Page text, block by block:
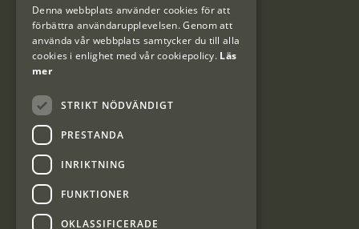
Kundklubb
Information om kundklubben.
Interjakt Sweden AB, Årjäng
Denna webbplats använder cookies för att
förbättra användarupplevelsen. Genom att
använda vår webbplats samtycker du till alla
cookies i enlighet med vår cookiepolicy. Läs
mer
STRIKT NÖDVÄNDIGT
PRESTANDA
INRIKTNING
FUNKTIONER
OKLASSIFICERADE